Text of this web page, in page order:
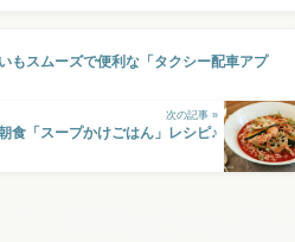
もスムーズで便利な「タクシー配車アプ
次の記事 »
食「スープかけごはん」レシピ♪